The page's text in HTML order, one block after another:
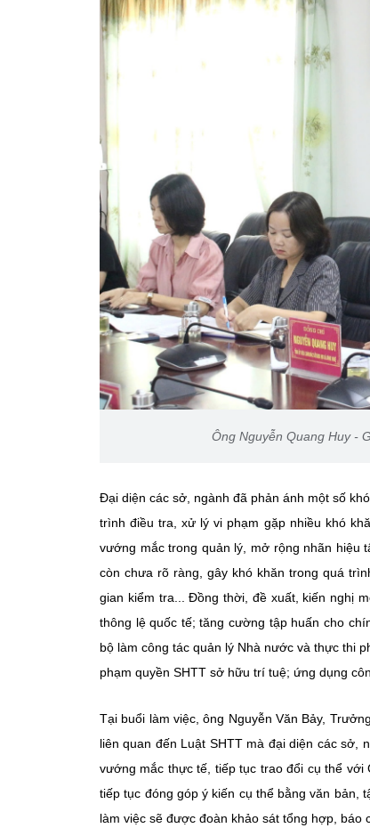
Ông Nguyễn Quang Huy -
Đại diện các sở, ngành đã phản ánh một số
trình điều tra, xử lý vi phạm gặp nhiều khó
vướng mắc trong quản lý, mở rộng nhãn hiệu
còn chưa rõ ràng, gây khó khăn trong quá
gian kiểm tra... Đồng thời, đề xuất, kiến nghị
thông lệ quốc tế; tăng cường tập huấn cho
bộ làm công tác quản lý Nhà nước và thực thi
phạm quyền SHTT sở hữu trí tuệ; ứng dụng
Tại buổi làm việc, ông Nguyễn Văn Bảy,
liên quan đến Luật SHTT mà đại diện các sở,
vướng mắc thực tế, tiếp tục trao đổi cụ thể
tiếp tục đóng góp ý kiến cụ thể bằng văn bản,
làm việc sẽ được đoàn khảo sát tổng hợp, báo